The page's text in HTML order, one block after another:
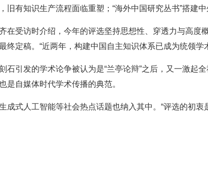
旧有知识生产流程面临重塑；“海外中国研究丛书”搭建
在受访时介绍，今年的评选坚持思想性、穿透力与高
终定稿。“近两年，构建中国自主知识体系已成为统领学
石引发的学术论争被认为是“兰亭论辩”之后，又一激起
是自媒体时代学术传播的典范。
成式人工智能等社会热点话题也纳入其中。“评选的初